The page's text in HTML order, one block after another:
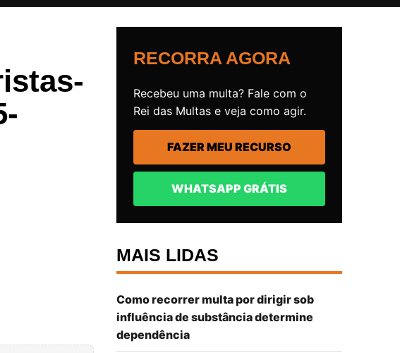
RECORRA AGORA
Recebeu uma multa? Fale com o
Rei das Multas e veja como agir.
FAZER MEU RECURSO
WHATSAPP GRÁTIS
MAIS LIDAS
Como recorrer multa por dirigir sob
influência de substância determine
dependência